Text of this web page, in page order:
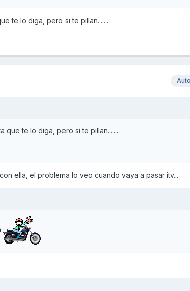
te lo diga, pero si te pillan........
que te lo diga, pero si te pillan........
ella, el problema lo veo cuando vaya a pasar itv...